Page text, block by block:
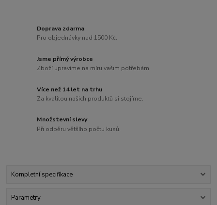
Doprava zdarma
Pro objednávky nad 1500 Kč.
Jsme přímý výrobce
Zboží upravíme na míru vašim potřebám.
Více než 14 let na trhu
Za kvalitou našich produktů si stojíme.
Množstevní slevy
Při odběru většího počtu kusů.
Kompletní specifikace
Parametry